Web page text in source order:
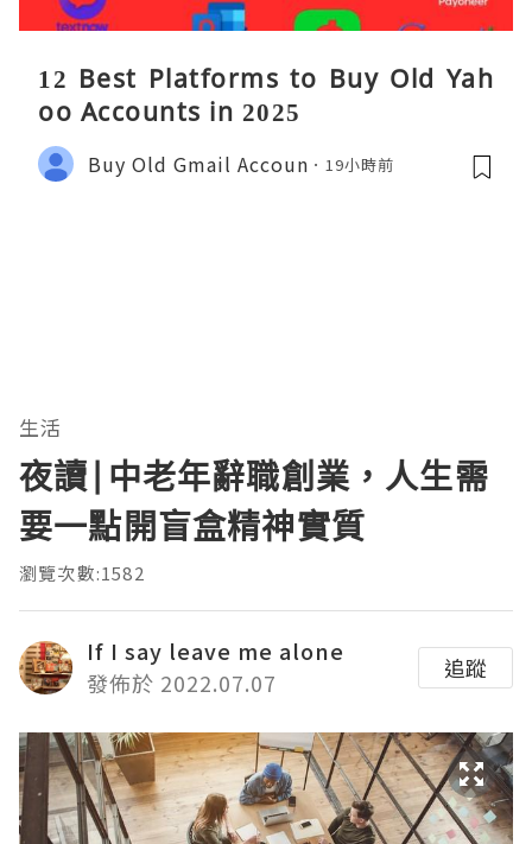
12 Best Platforms to Buy Old Yah
oo Accounts in 2025
Buy Old Gmail Accoun 19小時前
生活
夜讀|中老年辭職創業，人生需
要一點開盲盒精神實質
瀏覽次數:1582
If I say leave me alone
發佈於 2022.07.07
追蹤